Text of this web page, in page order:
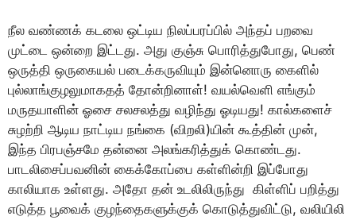
நீல வண்ணக் கடலை ஒட்டிய நிலப்பரப்பில் அந்தப் பறவை
முட்டை ஒன்றை இட்டது. அது குஞ்சு பொரித்துபோது, பெண்
ஒருத்தி ஒருகையல் படைக்கருவியும் இன்னொரு கைளில்
புல்லாங்குழலுமாகதத் தோன்றினாள்! வயல்வெளி எங்கும்
மருதயாளின் ஓசை சலசலத்து வழிந்து ஓடியது! கால்களைச்
சுழற்றி ஆடிய நாட்டிய நங்கை (விறலி)யின் கூத்தின் முன்,
இந்த பிரபஞ்சமே தன்னை அலங்கரித்துக் கொண்டது.
பாடலிசைப்பவனின் கைக்கோப்பை கள்ளின்றி இப்போது
காலியாக உள்ளது. அதோ தன் உடலிலிருந்து கிள்ளிப் பறித்து
எடுத்த பூவைக் குழந்தைகளுக்குக் கொடுத்துவிட்டு, வலியிலி